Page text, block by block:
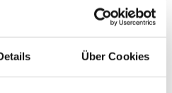
Über Cookies